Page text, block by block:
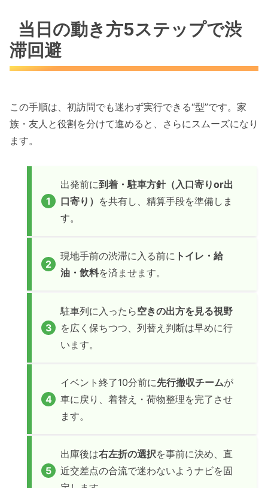
当日の動き方5ステップで渋
滞回避
この手順は、初訪問でも迷わず実行できる“型”です。家
族・友人と役割を分けて進めると、さらにスムーズになり
ます。
出発前に到着・駐車方針（入口寄りor出
口寄り） を共有し、精算手段を準備しま
す。
現地手前の渋滞に入る前に トイレ・給
油・飲料を済ませます。
駐車列に入ったら空きの出方を見る視野
を広く保ちつつ、列替え判断は早めに行
います。
イベント終了10分前に先行撤収チームが
車に戻り、着替え・荷物整理を完了させ
ます。
出庫後は右左折の選択を事前に決め、直
近交差点の合流で迷わないようナビを固